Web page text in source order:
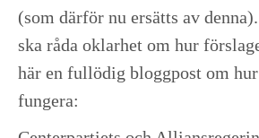
(som därför nu ersätts av
ska råda oklarhet om hur
här en fullödig bloggpost om
fungera: